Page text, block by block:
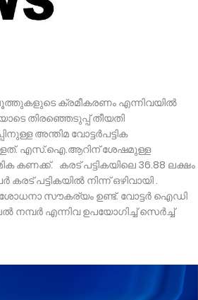
ക്രമീകരണം എന്നിവയിൽ
തിരഞ്ഞെടുപ്പ് തീയതി
അന്തിമ വോട്ടർപട്ടിക
എസ്.ഐ.ആറിന് ശേഷമുള്ള
കണക്ക്. കരട് പട്ടികയിലെ 36.88 ലക്ഷം
പട്ടികയിൽ നിന്ന് ഒഴിവായി .
സൗകര്യം ഉണ്ട്. വോട്ടർ ഐഡി
എന്നിവ ഉപയോഗിച്ച് സെർച്ച്